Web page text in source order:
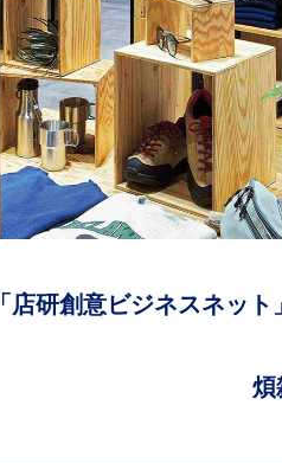
「店研創意ビジネスネッ
煩